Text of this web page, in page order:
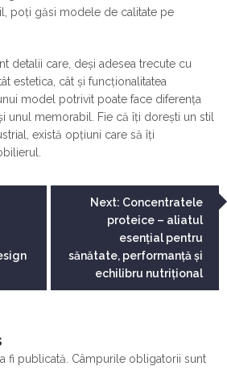
poți găsi modele de calitate pe
detalii care, deși adesea trecute cu
estetica, cât și funcționalitatea
model potrivit poate face diferența
unul memorabil. Fie că îți dorești un stil
există opțiuni care să îți
Next: Concentratele
proteice – aliatul
esențial pentru
sănătate, performanță și
echilibru nutrițional
fi publicată. Câmpurile obligatorii sunt